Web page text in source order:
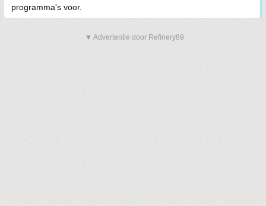
programma's voor.
▼ Advertentie door Refinery89